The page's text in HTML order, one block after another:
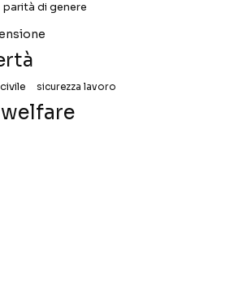
parità di genere
sicurezza lavoro
welfare